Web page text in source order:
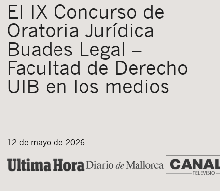
El IX Concurso de
Oratoria Jurídica
Buades Legal –
Facultad de Derecho
UIB en los medios
12 de mayo de 2026